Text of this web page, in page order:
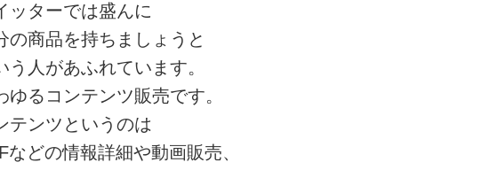
ッターでは盛んに
の商品を持ちましょうと
う人があふれています。
ゆるコンテンツ販売です。
テンツというのは
などの情報詳細や動画販売、